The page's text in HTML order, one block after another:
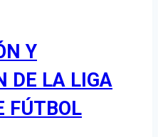
Y
DE LA LIGA
FÚTBOL